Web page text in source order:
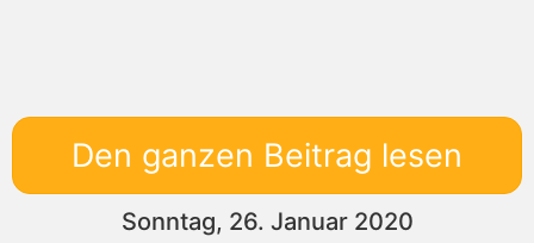
Den ganzen Beitrag lesen
Sonntag, 26. Januar 2020